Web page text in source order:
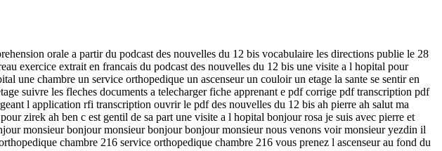
orale a partir du podcast des nouvelles du 12 bis vocabulaire les directions publie le 28
exercice extrait en francais du podcast des nouvelles du 12 bis une visite a l hopital pour
une chambre un service orthopedique un ascenseur un couloir un etage la sante se sentir en
suivre les fleches documents a telecharger fiche apprenant e pdf corrige pdf transcription pdf
l application rfi transcription ouvrir le pdf des nouvelles du 12 bis ah pierre ah salut ma
zirek ah ben c est gentil de sa part une visite a l hopital bonjour rosa je suis avec pierre et
monsieur bonjour monsieur bonjour bonjour monsieur nous venons voir monsieur yezdin il
chambre 216 service orthopedique chambre 216 vous prenez l ascenseur au fond du